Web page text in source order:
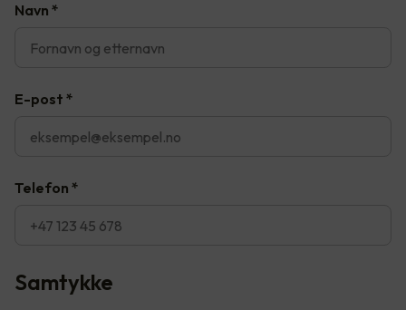
Navn *
E-post *
Telefon *
Samtykke